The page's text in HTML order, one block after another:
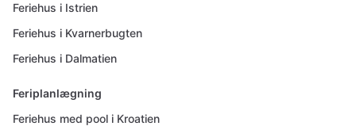
Feriehus i Istrien
Feriehus i Kvarnerbugten
Feriehus i Dalmatien
Feriplanlægning
Feriehus med pool i Kroatien